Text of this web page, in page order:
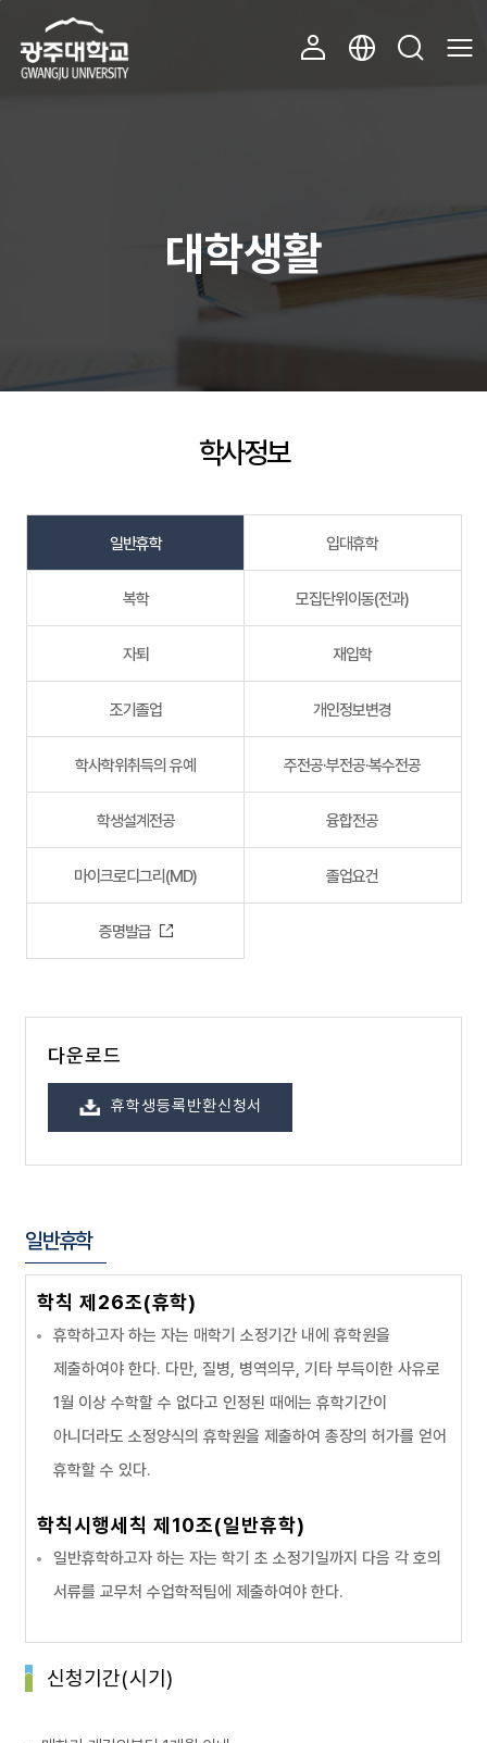
대학생활
학사정보
일반휴학 입대휴학
복학 모집단위이동(전과)
자퇴 재입학
조기졸업 개인정보변경
학사학위취득의 유예 주전공·부전공·복수전공
학생설계전공 융합전공
마이크로디그리(MD) 졸업요건
증명발급
다운로드
휴학생등록반환신청서
일반휴학
학칙 제26조(휴학)
휴학하고자 하는 자는 매학기 소정기간 내에 휴학원을
제출하여야 한다. 다만, 질병, 병역의무, 기타 부득이한 사유로
1월 이상 수학할 수 없다고 인정된 때에는 휴학기간이
아니더라도 소정양식의 휴학원을 제출하여 총장의 허가를 얻어
휴학할 수 있다.
학칙시행세칙 제10조(일반휴학)
일반휴학하고자 하는 자는 학기 초 소정기일까지 다음 각 호의
서류를 교무처 수업학적팀에 제출하여야 한다.
신청기간(시기)